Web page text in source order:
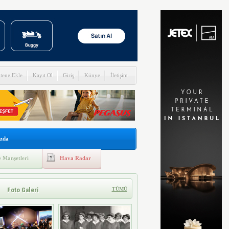
Ekle Kayıt Ol Giriş Künye İletişim
Manşetleri Hava Radar
Foto Galeri TÜMÜ